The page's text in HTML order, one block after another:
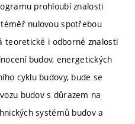
prohloubí znalosti
nulovou spotřebou
teoretické i odborné znalosti
budov, energetických
cyklu budovy, bude se
budov s důrazem na
systémů budov a